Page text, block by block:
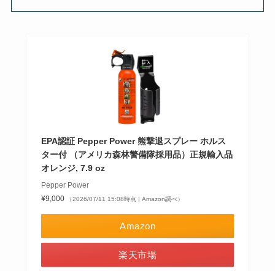
EPA認証 Pepper Power 熊撃退スプレー ホルス
ター付 （アメリカ森林警備隊採用品）正規輸入品
オレンジ, 7.9 oz
Pepper Power
¥9,000
（2026/07/11 15:08時点 | Amazon調べ）
Amazon
楽天市場